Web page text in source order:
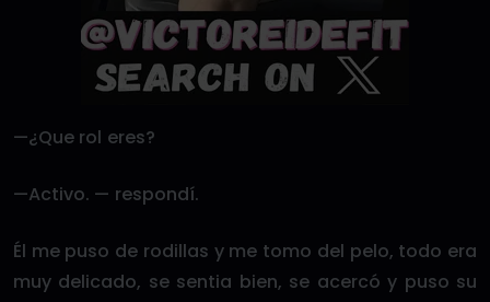
—¿Que rol eres?
—Activo. — respondí.
Él me puso de rodillas y me tomo del pelo, todo era
muy delicado, se sentia bien, se acercó y puso su